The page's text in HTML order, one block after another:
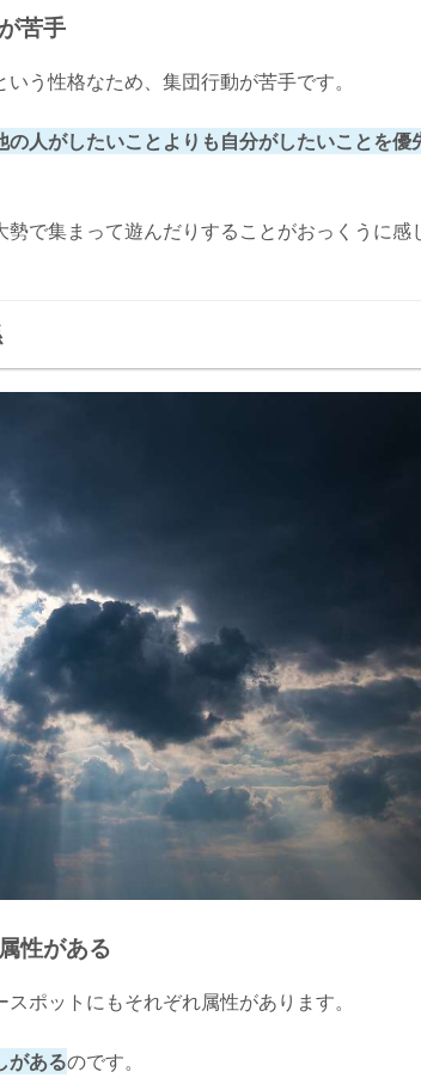
苦手
う性格なため、集団行動が苦手です。
の人がしたいことよりも自分がしたいことを優
で集まって遊んだりすることがおっくうに感
性がある
ポットにもそれぞれ属性があります。
があるのです。